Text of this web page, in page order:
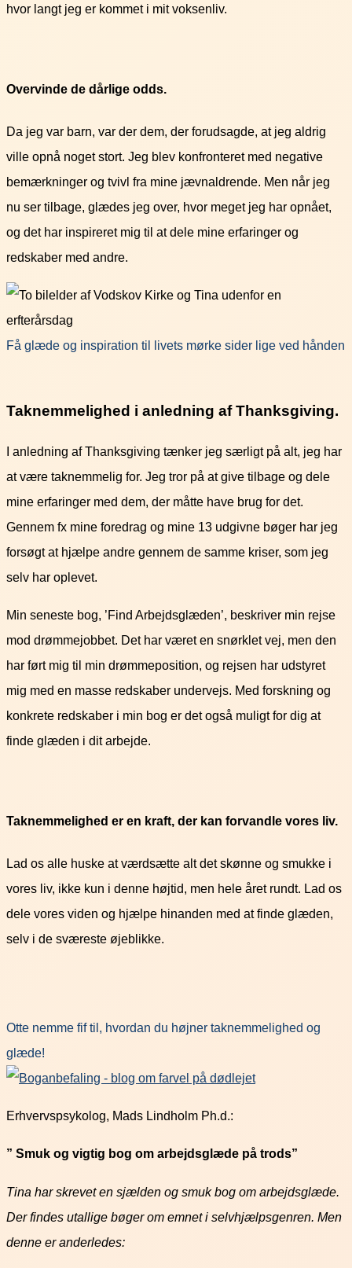
hvor langt jeg er kommet i mit voksenliv.
Overvinde de dårlige odds.
Da jeg var barn, var der dem, der forudsagde, at jeg aldrig
ville opnå noget stort. Jeg blev konfronteret med negative
bemærkninger og tvivl fra mine jævnaldrende. Men når jeg
nu ser tilbage, glædes jeg over, hvor meget jeg har opnået,
og det har inspireret mig til at dele mine erfaringer og
redskaber med andre.
Få glæde og inspiration til livets mørke sider lige ved hånden
Taknemmelighed i anledning af Thanksgiving.
I anledning af Thanksgiving tænker jeg særligt på alt, jeg har
at være taknemmelig for. Jeg tror på at give tilbage og dele
mine erfaringer med dem, der måtte have brug for det.
Gennem fx mine foredrag og mine 13 udgivne bøger har jeg
forsøgt at hjælpe andre gennem de samme kriser, som jeg
selv har oplevet.
Min seneste bog, ’Find Arbejdsglæden’, beskriver min rejse
mod drømmejobbet. Det har været en snørklet vej, men den
har ført mig til min drømmeposition, og rejsen har udstyret
mig med en masse redskaber undervejs. Med forskning og
konkrete redskaber i min bog er det også muligt for dig at
finde glæden i dit arbejde.
Taknemmelighed er en kraft, der kan forvandle vores liv.
Lad os alle huske at værdsætte alt det skønne og smukke i
vores liv, ikke kun i denne højtid, men hele året rundt. Lad os
dele vores viden og hjælpe hinanden med at finde glæden,
selv i de sværeste øjeblikke.
Otte nemme fif til, hvordan du højner taknemmelighed og
glæde!
Erhvervspsykolog, Mads Lindholm Ph.d.:
” Smuk og vigtig bog om arbejdsglæde på trods”
Tina har skrevet en sjælden og smuk bog om arbejdsglæde.
Der findes utallige bøger om emnet i selvhjælpsgenren. Men
denne er anderledes: